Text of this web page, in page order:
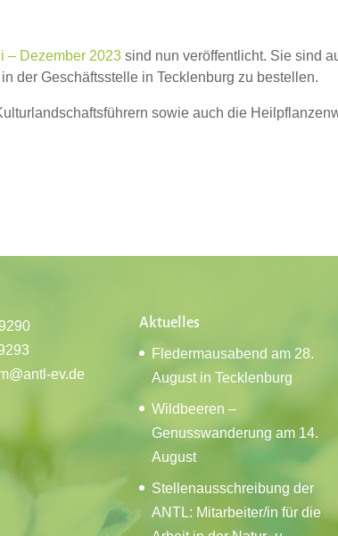
– Dezember 2023 sind nun veröffentlicht. Sie sind
der Geschäftsstelle in Tecklenburg zu bestellen.
sowie auch die
ev.de
Aktuelles
Fledermausabend am 28.
August in Tecklenburg
Wildbeeren –
Genusswanderung am 14.
August
Stellenausschreibung der
ANTL: Mitarbeiter/in für die